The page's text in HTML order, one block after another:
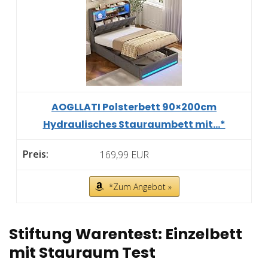
AOGLLATI Polsterbett 90×200cm
Hydraulisches Stauraumbett mit...*
169,99 EUR
*Zum Angebot »
Stiftung Warentest: Einzelbett
mit Stauraum Test